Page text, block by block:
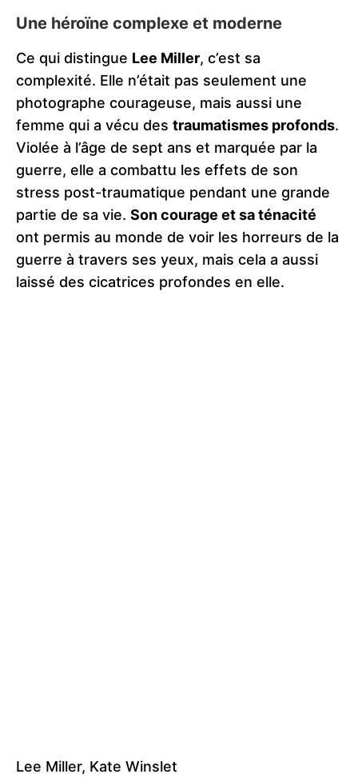
Une héroïne complexe et moderne
Ce qui distingue Lee Miller, c’est sa
complexité. Elle n’était pas seulement une
photographe courageuse, mais aussi une
femme qui a vécu des traumatismes profonds.
Violée à l’âge de sept ans et marquée par la
guerre, elle a combattu les effets de son
stress post-traumatique pendant une grande
partie de sa vie. Son courage et sa ténacité
ont permis au monde de voir les horreurs de la
guerre à travers ses yeux, mais cela a aussi
laissé des cicatrices profondes en elle.
Lee Miller, Kate Winslet